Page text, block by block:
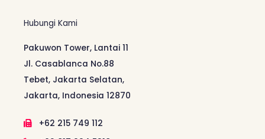
Hubungi Kami
Pakuwon Tower, Lantai 11
Jl. Casablanca No.88
Tebet, Jakarta Selatan,
Jakarta, Indonesia 12870
+62 215 749 112